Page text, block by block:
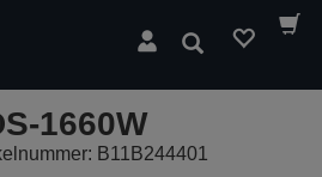
Suchen
1660W
B11B244401